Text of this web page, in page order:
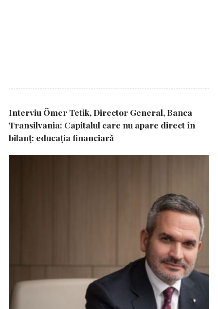
Interviu Ömer Tetik, Director General, Banca
Transilvania: Capitalul care nu apare direct în
bilanț: educația financiară